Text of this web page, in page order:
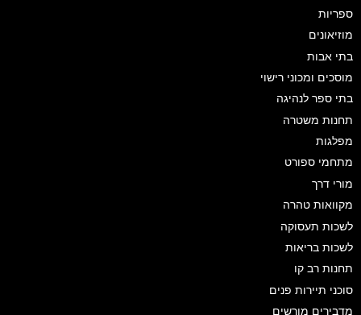
ספריות
מוזיאונים
בתי אבות
מוסכים ומכוני רישוי
בתי ספר לנהיגה
תחנות משטרה
מפלגות
מתחמי ספורט
מורי דרך
מקוואות טהרה
לשכות תעסוקה
לשכות בריאות
תחנות רב קו
סוכני תיירות פנים
מדבירים מורשים